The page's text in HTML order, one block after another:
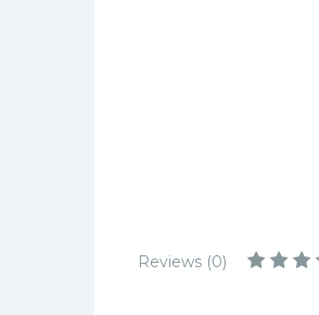
Toeristische
Reviews (0)